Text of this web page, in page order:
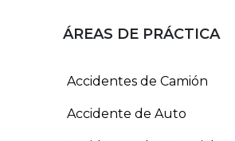
ÁREAS DE PRÁCTICA
Accidentes de Camión
Accidente de Auto